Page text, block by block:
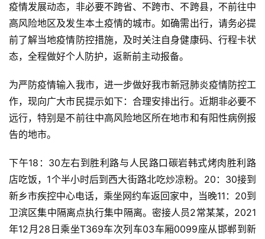
疫情发展动态，非必要不跨省、不跨市、不跨县，不前往中
高风险地区及发生本土疫情的城市。如确需出行，请务必提
前了解当地疫情防控措施，及时关注自身健康码、行程卡状
态，全程做好个人防护，返新前主动报备。
为严防疫情输入我市，进一步做好我市新冠肺炎疫情防控工
作，现向广大市民提示如下：合理安排出行。近期非必要不
远行，特别是不前往中高风险地区所在地市和有阳性病例报
告的地市。
下午18：30左右到胜利路与人民路口碳岩韩式烤肉胜利路
店吃饭，1个半小时后到西大街路北吃炒凉粉。20：30接到
新乡市疾控中心电话，乘坐网约车返回家中，当晚11：20到
卫滨区集中隔离点执行集中隔离。密接人员2常某某，2021
年12月28日乘坐T369车次列车03车厢0099座从邯郸到新